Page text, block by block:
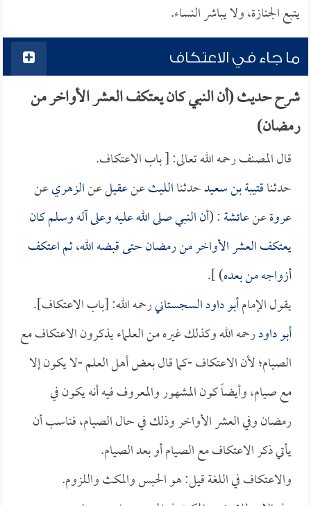
يتبع الجنازة، ولا يباشر النساء.
ما جاء في الاعتكاف
شرح حديث (أن النبي كان يعتكف العشر الأواخر من
رمضان)
قال المصنف رحمه الله تعالى: [ باب الاعتكاف.
حدثناقتيبة بن سعيدحدثناالليثعنعقيلعنالزهريعن
عروةعنعائشة: (أن النبي صلى الله عليه وعلى آله وسلم كان
يعتكف العشر الأواخر من رمضان حتى قبضه الله، ثم اعتكف
أزواجه من بعده) ].
يقول الإمامأبو داود السجستانيرحمه الله: [باب الاعتكاف].
أبو داودرحمه الله وكذلك غيره من العلماء يذكرون الاعتكاف مع
الصيام؛ لأن الاعتكاف -كما قال بعض أهل العلم -لا يكون إلا
مع صيام، وأيضاً كون المشهور والمعروف فيه أنه يكون في
رمضان وفي العشر الأواخر وذلك في حال الصيام، فناسب أن
يأتي ذكر الاعتكاف مع الصيام أو بعد الصيام.
والاعتكاف في اللغة قيل: هو الحبس والمكث واللزوم.